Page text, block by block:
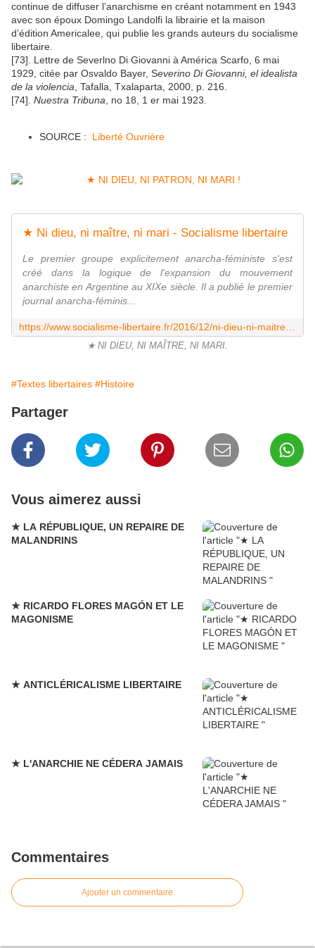
continue de diffuser l’anarchisme en créant notamment en 1943
avec son époux Domingo Landolfi la librairie et la maison
d’édition Americalee, qui publie les grands auteurs du socialisme
libertaire.
[73]. Lettre de Severlno Di Giovanni à América Scarfo, 6 mai
1929, citée par Osvaldo Bayer, Severino Di Giovanni, el idealista
de la violencia , Tafalla, Txalaparta, 2000, p. 216.
[74]. Nuestra Tribuna , no 18, 1 er mai 1923.
SOURCE : Liberté Ouvrière
★ Ni dieu, ni maître, ni mari - Socialisme libertaire
Le premier groupe explicitement anarcha-féministe s'est
créé dans la logique de l'expansion du mouvement
anarchiste en Argentine au XIXe siècle. Il a publié le premier
journal anarcha-féminis...
★ NI DIEU, NI MAÎTRE, NI MARI.
#Textes libertaires #Histoire
Partager
Vous aimerez aussi
★ LA RÉPUBLIQUE, UN REPAIRE DE
MALANDRINS
★ RICARDO FLORES MAGÓN ET LE
MAGONISME
★ ANTICLÉRICALISME LIBERTAIRE
★ L'ANARCHIE NE CÉDERA JAMAIS
Commentaires
Ajouter un commentaire